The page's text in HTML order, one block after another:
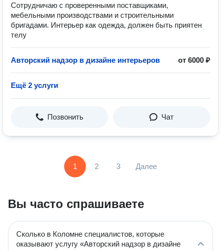
Сотрудничаю с проверенными поставщиками,
мебельными производствами и строительными
бригадами. ️️Интерьер как одежда, должен быть приятен
телу
Авторский надзор в дизайне интерьеров от 6000 ₽
Ещё 2 услуги
Позвонить Чат
1 2 3 Далее
Вы часто спрашиваете
Сколько в Коломне специалистов, которые
оказывают услугу «Авторский надзор в дизайне